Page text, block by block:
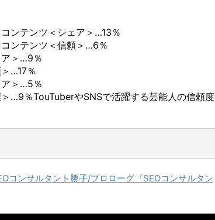
ンテンツ＜シェア＞…13％
ンテンツ＜信頼＞…6％
＞…9％
…17％
＞…5％
…9％TouTuberやSNSで活躍する芸能人の信頼度
コンサルタント勝子/プロローグ『SEOコンサルタン